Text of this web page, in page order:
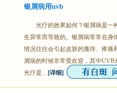
银屑病用uvb
光疗的效果如何？银屑病是一
生异常而导致的。银屑病常常在身
情况往往会引起皮肤的瘙痒、疼痛
屑病的时候非常受欢迎，其中
光疗是… [详细]